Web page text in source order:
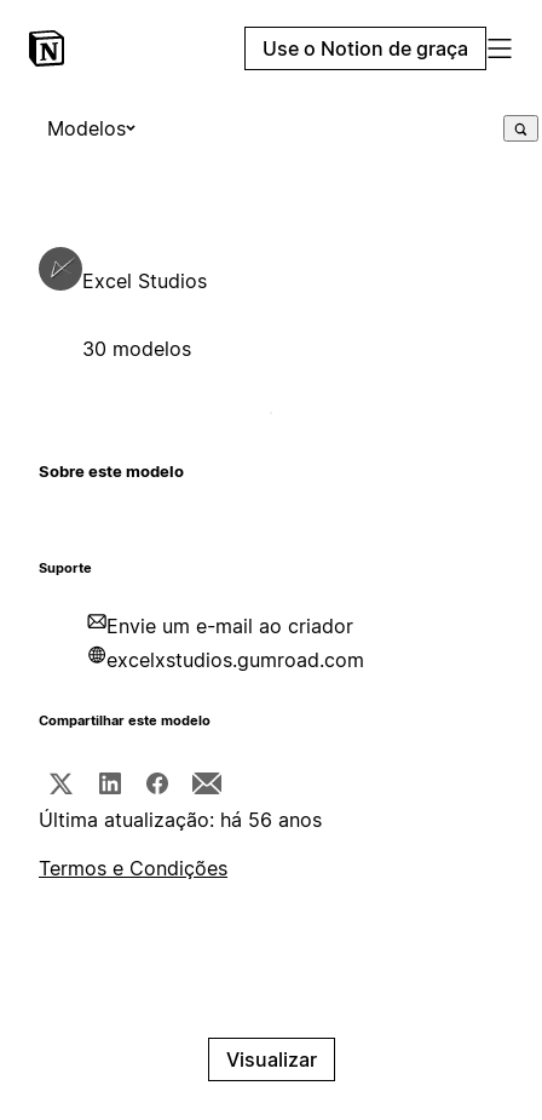
Use o Notion de graça
Modelos
Excel Studios
30 modelos
Sobre este modelo
Suporte
Envie um e-mail ao criador
excelxstudios.gumroad.com
Compartilhar este modelo
Última atualização: há 56 anos
Termos e Condições
Visualizar